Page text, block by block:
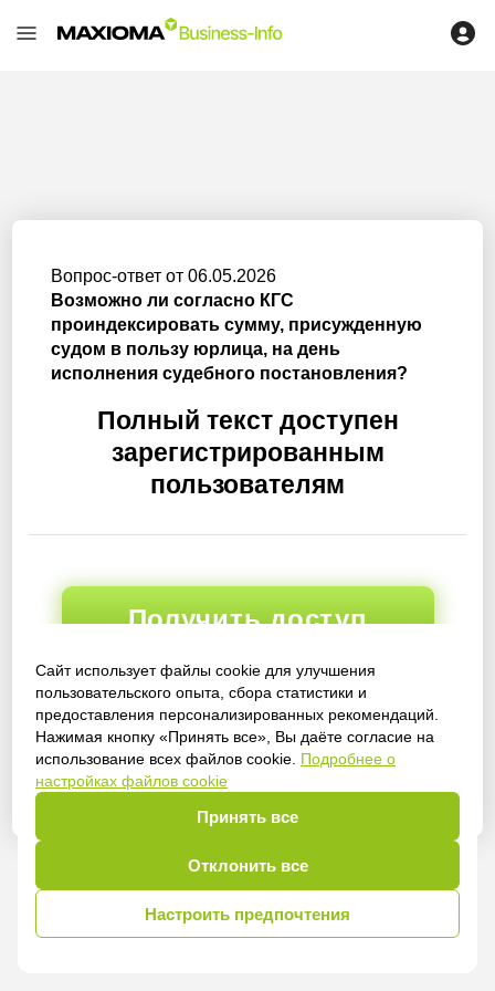
Сайт использует файлы cookie для улучшения
пользовательского опыта, сбора статистики и
предоставления персонализированных рекомендаций.
Нажимая кнопку «Принять все», Вы даёте согласие на
использование всех файлов cookie. Подробнее о
настройках файлов cookie
Принять все
Отклонить все
Настроить предпочтения
Вопрос-ответ от 06.05.2026
Возможно ли согласно КГС
проиндексировать сумму, присужденную
судом в пользу юрлица, на день
исполнения судебного постановления?
Полный текст доступен
зарегистрированным
пользователям
Получить доступ
Войти